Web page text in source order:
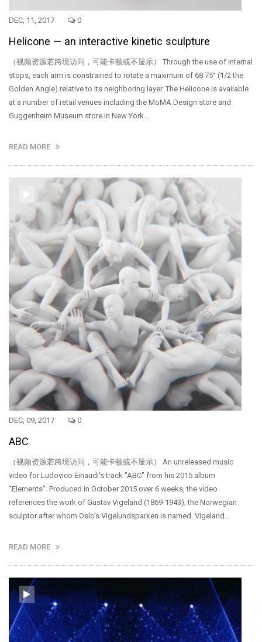
DEC, 11, 2017 0
Helicone — an interactive kinetic sculpture
（视频资源若跨境访问，可能卡顿或不显示） Through the use of internal
stops, each arm is constrained to rotate a maximum of 68.75° (1/2 the
Golden Angle) relative to its neighboring layer. The Helicone is available
at a number of retail venues including the MoMA Design store and
Guggenheim Museum store in New York…
READ MORE
DEC, 09, 2017 0
ABC
（视频资源若跨境访问，可能卡顿或不显示） An unreleased music
video for Ludovico Einaudi's track "ABC" from his 2015 album
"Elements". Produced in October 2015 over 6 weeks, the video
references the work of Gustav Vigeland (1869-1943), the Norwegian
sculptor after whom Oslo's Vigelundsparken is named. Vigeland…
READ MORE